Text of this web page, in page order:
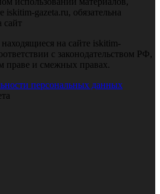
gazeta.ru, обязательна
сайт
на сайте iskitim-
с законодательством РФ,
праве и смежных правах.
персональных данных